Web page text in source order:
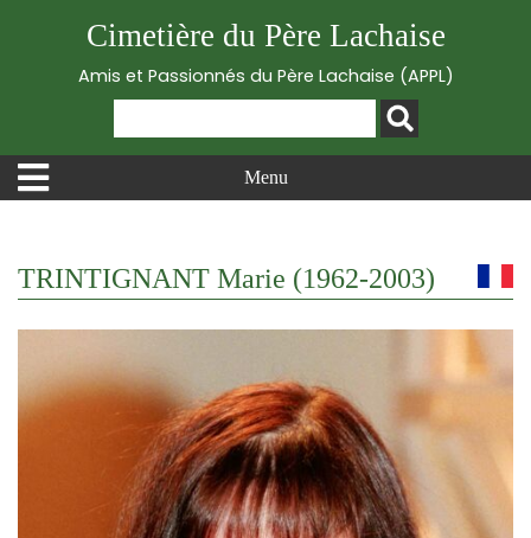
Cimetière du Père Lachaise
Amis et Passionnés du Père Lachaise (APPL)
Menu
TRINTIGNANT Marie (1962-2003)